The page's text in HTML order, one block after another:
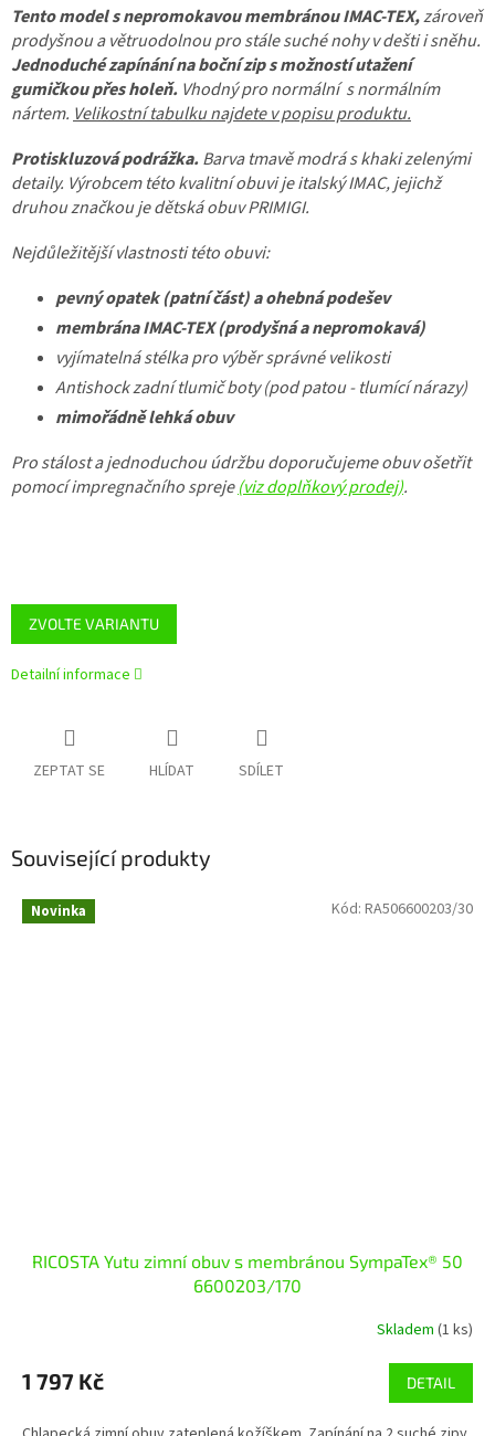
ZVOLTE VARIANTU
Tento model s nepromokavou membránou IMAC-TEX,zároveň
prodyšnou a větruodolnou pro stále suché nohy v dešti i sněhu.
Jednoduché zapínání na boční zip s možností utažení
gumičkou přes holeň. Vhodný pro normální s normálním
nártem.Velikostní tabulku najdete v popisu produktu.
Protiskluzová podrážka.Barva tmavě modrá s khaki zelenými
detaily. Výrobcem této kvalitní obuvi je italský IMAC, jejichž
druhou značkou je dětská obuv PRIMIGI.
Nejdůležitější vlastnosti této obuvi:
pevný opatek (patní část) a ohebná podešev
membrána IMAC-TEX(prodyšná a nepromokavá)
vyjímatelná stélka pro výběr správné velikosti
Antishock zadní tlumič boty (pod patou - tlumící nárazy)
mimořádně lehká obuv
Pro stálost a jednoduchou údržbu doporučujeme obuv ošetřit
pomocí impregnačního spreje(viz doplňkový prodej).
Detailní informace
ZEPTAT SE HLÍDAT SDÍLET
Související produkty
Novinka
RICOSTA Yutu zimní obuv s membránou SympaTex® 50
6600203/170
Skladem (1 ks)
1 797 Kč DETAIL
Kód: RA506600203/30